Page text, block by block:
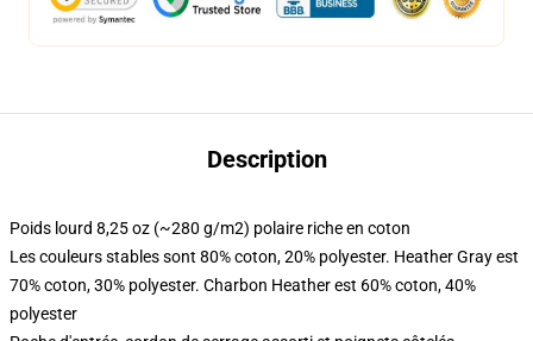
Description
Poids lourd 8,25 oz (~280 g/m2) polaire riche en coton
Les couleurs stables sont 80% coton, 20% polyester. Heather Gray est
70% coton, 30% polyester. Charbon Heather est 60% coton, 40%
polyester